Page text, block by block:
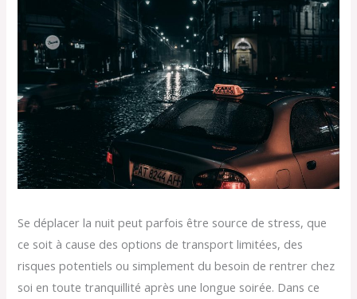
Se déplacer la nuit peut parfois être source de stress, que
ce soit à cause des options de transport limitées, des
risques potentiels ou simplement du besoin de rentrer chez
soi en toute tranquillité après une longue soirée. Dans ce